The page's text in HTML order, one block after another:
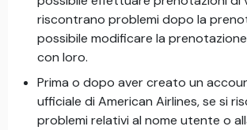
riscontrano problemi dopo la
possibile modificare la
con loro.
Prima o dopo aver creato un
ufficiale di American Airlines, se si
problemi relativi al nome utente o